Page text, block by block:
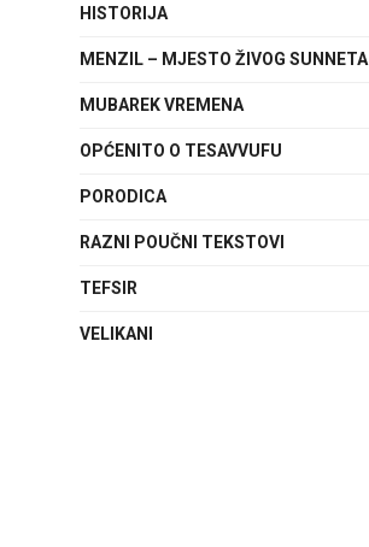
HISTORIJA
MENZIL – MJESTO ŽIVOG SUNNETA
MUBAREK VREMENA
OPĆENITO O TESAVVUFU
PORODICA
RAZNI POUČNI TEKSTOVI
TEFSIR
VELIKANI